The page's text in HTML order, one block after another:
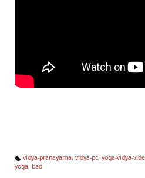
Ta
vidya-pranayama, vidya-pc, yoga-vidya-
yoga, bad